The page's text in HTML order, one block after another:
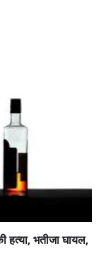
भतीजा घायल,